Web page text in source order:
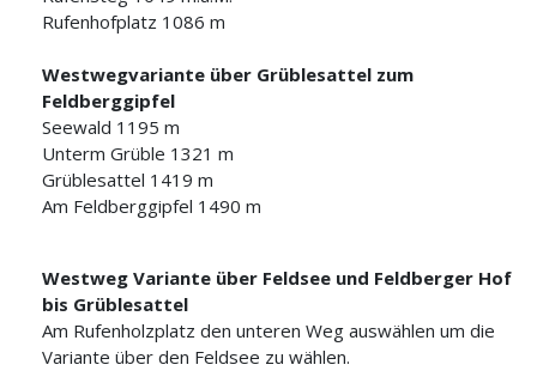
Rufenhofplatz 1086 m
Westwegvariante über Grüblesattel zum
Feldberggipfel
Seewald 1195 m
Unterm Grüble 1321 m
Grüblesattel 1419 m
Am Feldberggipfel 1490 m
Westweg Variante über Feldsee und Feldberger Hof
bis Grüblesattel
Am Rufenholzplatz den unteren Weg auswählen um die
Variante über den Feldsee zu wählen.